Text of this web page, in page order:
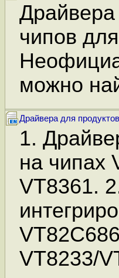
Драйвера
чипов
можно
Драйвера для
1.
на чипах
VT8361.
VT8233/